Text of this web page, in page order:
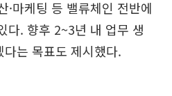
·마케팅 등 밸류체인 전반에
다. 향후 2~3년 내 업무 생
는 목표도 제시했다.